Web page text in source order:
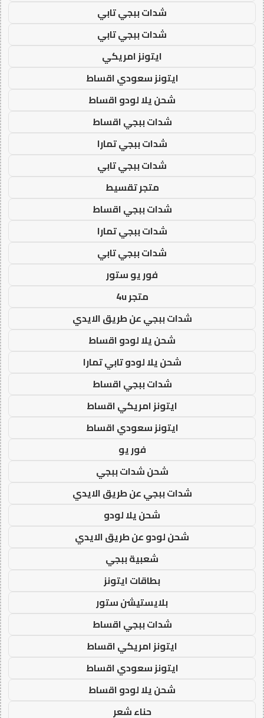
شدات ببجي تابي
شدات ببجي تابي
ايتونز امريكي
ايتونز سعودي اقساط
شحن يلا لودو اقساط
شدات ببجي اقساط
شدات ببجي تمارا
شدات ببجي تابي
متجر تقسيط
شدات ببجي اقساط
شدات ببجي تمارا
شدات ببجي تابي
فور يو ستور
متجر 4u
شدات ببجي عن طريق الايدي
شحن يلا لودو اقساط
شحن يلا لودو تابي تمارا
شدات ببجي اقساط
ايتونز امريكي اقساط
ايتونز سعودي اقساط
فور يو
شحن شدات ببجي
شدات ببجي عن طريق الايدي
شحن يلا لودو
شحن لودو عن طريق الايدي
شعبية ببجي
بطاقات ايتونز
بلايستيشن ستور
شدات ببجي اقساط
ايتونز امريكي اقساط
ايتونز سعودي اقساط
شحن يلا لودو اقساط
حناء شعر